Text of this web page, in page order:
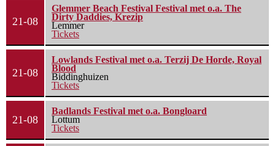
21-08
Glemmer Beach Festival Festival met o.a. The
Dirty Daddies, Krezip
Lemmer
Tickets
21-08
Lowlands Festival met o.a. Terzij De Horde, Royal
Blood
Biddinghuizen
Tickets
21-08
Badlands Festival met o.a. Bongloard
Lottum
Tickets